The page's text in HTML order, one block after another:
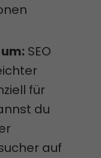
SEO
für
du
auf